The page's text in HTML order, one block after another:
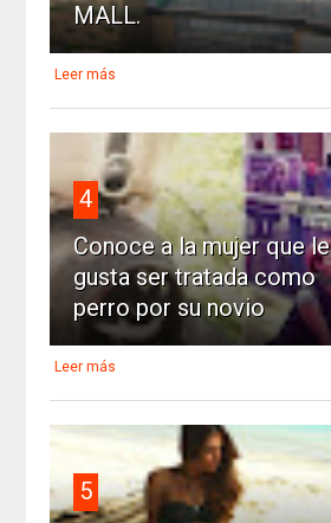
MALL.
Leer más
4
Conoce a la mujer que le
gusta ser tratada como
perro por su novio
Leer más
5